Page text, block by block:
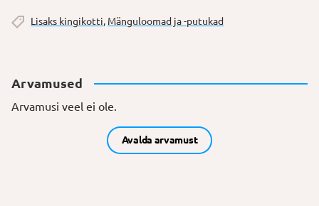
Lisaks kingikotti, Mänguloomad ja -putukad
Arvamused
Arvamusi veel ei ole.
Avalda arvamust